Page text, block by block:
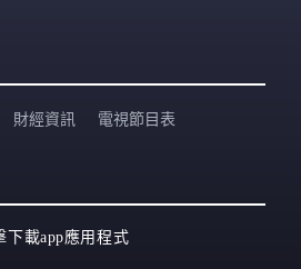
財經資訊 電視節目表
下載app應用程式